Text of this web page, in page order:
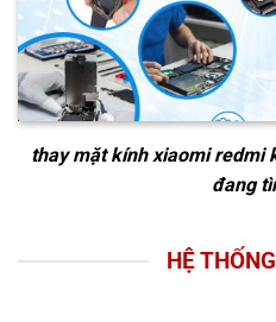
thay mặt kính xiaomi redmi
đang
HỆ